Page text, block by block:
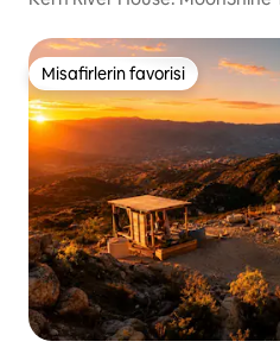
Misafirlerin favorisi
Misafirlerin favorisi